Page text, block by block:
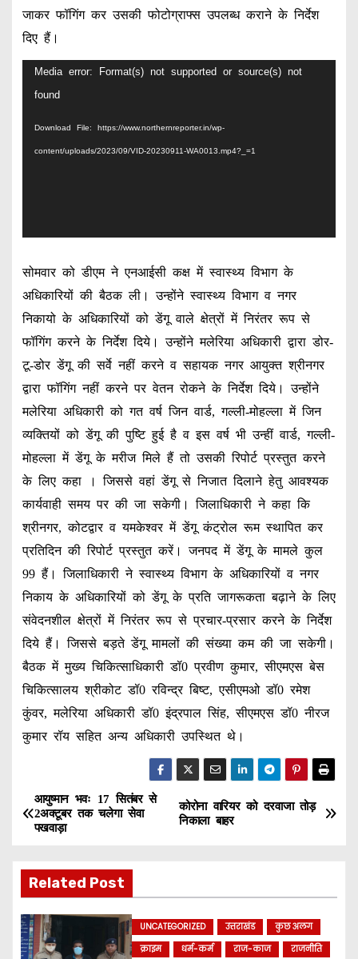
जाकर फॉगिंग कर उसकी फोटोग्राफ्स उपलब्ध कराने के निर्देश
दिए हैं।
e
r
Media error: Format(s) not supported or source(s) not
found
Download File: https://www.northernreporter.in/wp-
content/uploads/2023/09/VID-20230911-WA0013.mp4?_=1
सोमवार को डीएम ने एनआईसी कक्ष में स्वास्थ्य विभाग के
अधिकारियों की बैठक ली। उन्होंने स्वास्थ्य विभाग व नगर
निकायो के अधिकारियों को डेंगू वाले क्षेत्रों में निरंतर रूप से
फॉगिंग करने के निर्देश दिये। उन्होंने मलेरिया अधिकारी द्वारा डोर-
टू-डोर डेंगू की सर्वे नहीं करने व सहायक नगर आयुक्त श्रीनगर
द्वारा फॉगिंग नहीं करने पर वेतन रोकने के निर्देश दिये। उन्होंने
मलेरिया अधिकारी को गत वर्ष जिन वार्ड, गल्ली-मोहल्ला में जिन
व्यक्तियों को डेंगू की पुष्टि हुई है व इस वर्ष भी उन्हीं वार्ड, गल्ली-
मोहल्ला में डेंगू के मरीज मिले हैं तो उसकी रिपोर्ट प्रस्तुत करने
के लिए कहा । जिससे वहां डेंगू से निजात दिलाने हेतु आवश्यक
कार्यवाही समय पर की जा सकेगी। जिलाधिकारी ने कहा कि
श्रीनगर, कोटद्वार व यमकेश्वर में डेंगू कंट्रोल रूम स्थापित कर
प्रतिदिन की रिपोर्ट प्रस्तुत करें। जनपद में डेंगू के मामले कुल
99 हैं। जिलाधिकारी ने स्वास्थ्य विभाग के अधिकारियों व नगर
निकाय के अधिकारियों को डेंगू के प्रति जागरूकता बढ़ाने के लिए
संवेदनशील क्षेत्रों में निरंतर रूप से प्रचार-प्रसार करने के निर्देश
दिये हैं। जिससे बड़ते डेंगू मामलों की संख्या कम की जा सकेगी।
बैठक में मुख्य चिकित्साधिकारी डॉ0 प्रवीण कुमार, सीएमएस बेस
चिकित्सालय श्रीकोट डॉ0 रविन्द्र बिष्ट, एसीएमओ डॉ0 रमेश
कुंवर, मलेरिया अधिकारी डॉ0 इंद्रपाल सिंह, सीएमएस डॉ0 नीरज
कुमार रॉय सहित अन्य अधिकारी उपस्थित थे।
P
s
t
n
कोरोना वारियर को दरवाजा तोड़
निकाला बाहर
आयुष्मान भवः 17 सितंबर से
2अक्टूबर तक चलेगा सेवा
पखवाड़ा
Related Post
UNCATEGORIZED उत्तराखंड
कुछ अलग
क्राइम
धर्म-कर्म राज-काज
राजनीति